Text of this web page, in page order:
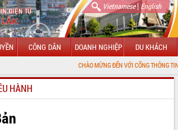
Vietnamese| English
CÔNG DÂN DOANH NGHIỆP DU KHÁCH
CHÀO MỪNG ĐẾN VỚI CỔNG THÔNG TIN ĐIỆN TỬ
HÀNH